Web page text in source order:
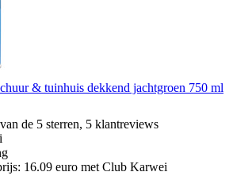
& tuinhuis dekkend jachtgroen 750 ml
de 5 sterren, 5 klantreviews
16.09 euro met Club Karwei